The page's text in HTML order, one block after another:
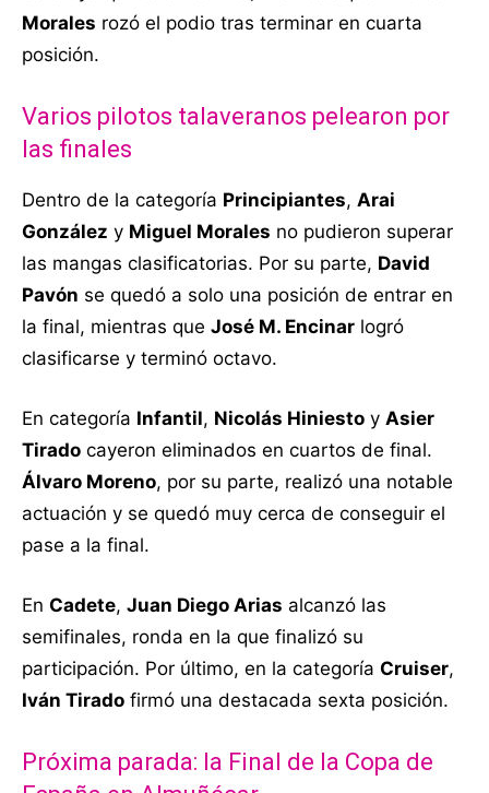
Morales rozó el podio tras terminar en cuarta
posición.
Varios pilotos talaveranos pelearon por
las finales
Dentro de la categoría Principiantes, Arai
González y Miguel Morales no pudieron superar
las mangas clasificatorias. Por su parte, David
Pavón se quedó a solo una posición de entrar en
la final, mientras que José M. Encinar logró
clasificarse y terminó octavo.
En categoría Infantil, Nicolás Hiniesto y Asier
Tirado cayeron eliminados en cuartos de final.
Álvaro Moreno, por su parte, realizó una notable
actuación y se quedó muy cerca de conseguir el
pase a la final.
En Cadete, Juan Diego Arias alcanzó las
semifinales, ronda en la que finalizó su
participación. Por último, en la categoría Cruiser,
Iván Tirado firmó una destacada sexta posición.
Próxima parada: la Final de la Copa de